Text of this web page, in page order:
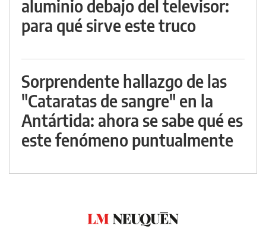
aluminio debajo del televisor:
para qué sirve este truco
Sorprendente hallazgo de las
"Cataratas de sangre" en la
Antártida: ahora se sabe qué es
este fenómeno puntualmente